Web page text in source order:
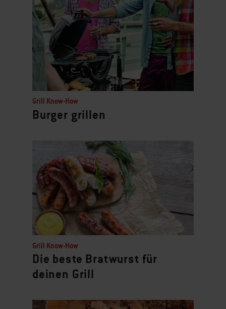
Grill Know-How
Burger grillen
Grill Know-How
Die beste Bratwurst für
deinen Grill